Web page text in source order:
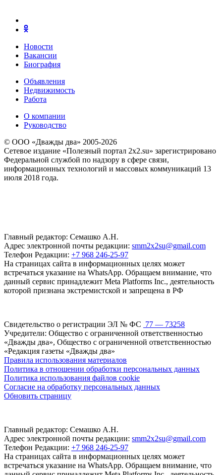
Новости
Вакансии
Биография
Объявления
Недвижимость
Работа
О компании
Руководство
© ООО «Дважды два» 2005-2026
Сетевое издание «Полезный портал 2x2.su» зарегистрировано
Федеральной службой по надзору в сфере связи,
информационных технологий и массовых коммуникаций 13
июля 2018 года.
Главный редактор: Семашко А.Н.
Адрес электронной почты редакции: smm2x2su@gmail.com
Телефон Редакции: +7 968 246-25-97
На страницах сайта в информационных целях может
встречаться указание на WhatsApp. Обращаем внимание, что
данный сервис принадлежит Meta Platforms Inc., деятельность
которой признана экстремистской и запрещена в РФ
Свидетельство о регистрации ЭЛ № ФС 77 — 73258
Учредители: Общество с ограниченной ответственностью
«Дважды два», Общество с ограниченной ответственностью
«Редакция газеты «Дважды два»
Правила использования материалов
Политика в отношении обработки персональных данных
Политика использования файлов cookie
Согласие на обработку персональных данных
Обновить страницу
Главный редактор: Семашко А.Н.
Адрес электронной почты редакции: smm2x2su@gmail.com
Телефон Редакции: +7 968 246-25-97
На страницах сайта в информационных целях может
встречаться указание на WhatsApp. Обращаем внимание, что